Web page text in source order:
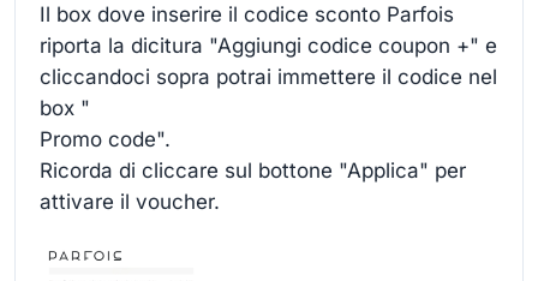
Il box dove inserire il codice sconto Parfois
riporta la dicitura "Aggiungi codice coupon +" e
cliccandoci sopra potrai immettere il codice nel
box "
Promo code".
Ricorda di cliccare sul bottone "Applica" per
attivare il voucher.